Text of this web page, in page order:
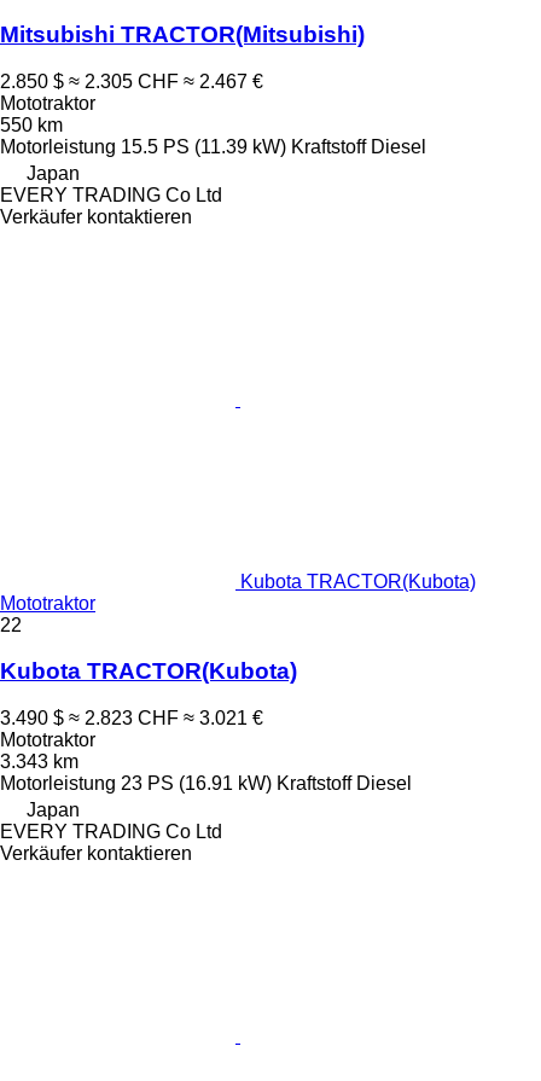
Mitsubishi TRACTOR(Mitsubishi)
2.850 $ ≈ 2.305 CHF ≈ 2.467 €
Mototraktor
550 km
Motorleistung 15.5 PS (11.39 kW) Kraftstoff Diesel
Japan
EVERY TRADING Co Ltd
Verkäufer kontaktieren
Kubota TRACTOR(Kubota)
Mototraktor
22
Kubota TRACTOR(Kubota)
3.490 $ ≈ 2.823 CHF ≈ 3.021 €
Mototraktor
3.343 km
Motorleistung 23 PS (16.91 kW) Kraftstoff Diesel
Japan
EVERY TRADING Co Ltd
Verkäufer kontaktieren